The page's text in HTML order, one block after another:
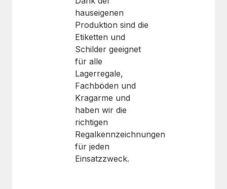
hauseigenen
Produktion sind die
Etiketten und
Schilder geeignet
für alle
Lagerregale,
Fachböden und
Kragarme und
haben wir die
richtigen
Regalkennzeichnungen
für jeden
Einsatzzweck.